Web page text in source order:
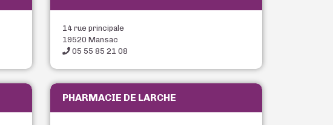
14 rue principale
19520 Mansac
05 55 85 21 08
PHARMACIE DE LARCHE